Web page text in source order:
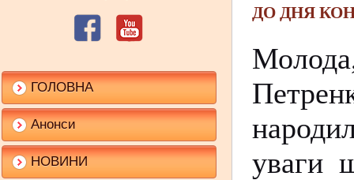
ГОЛОВНА
Анонси
НОВИНИ
ДО ДНЯ
уваги